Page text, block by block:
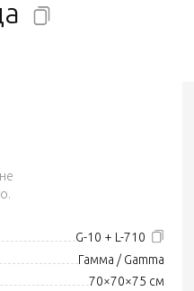
G-10 + L-710
Гамма / Gamma
70×70×75 см